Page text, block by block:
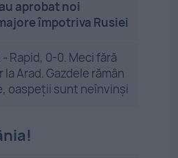
aprobat noi
împotriva Rusiei
- Rapid, 0-0. Meci fără
la Arad. Gazdele rămân
oaspeții sunt neînvinși